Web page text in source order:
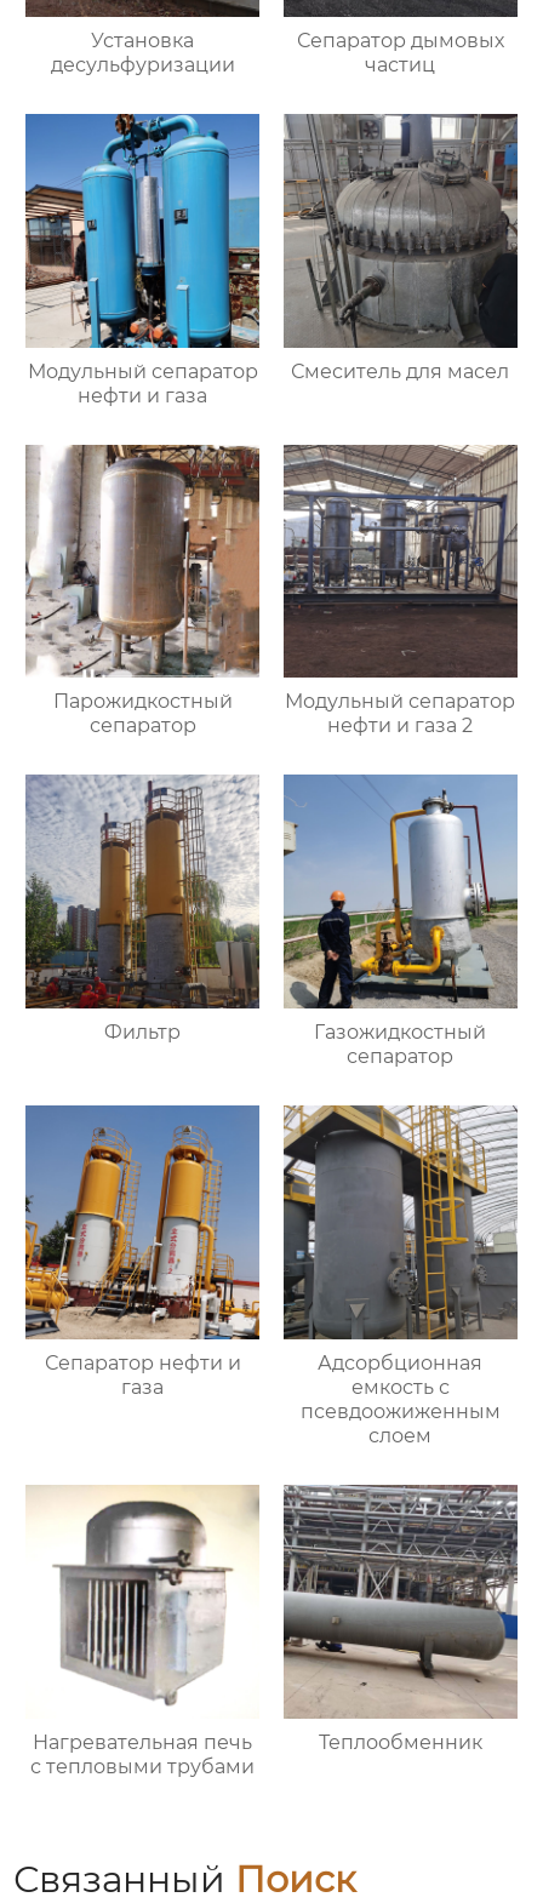
Установка
десульфуризации
Сепаратор дымовых
частиц
Модульный сепаратор
нефти и газа
Смеситель для масел
Парожидкостный
сепаратор
Модульный сепаратор
нефти и газа 2
Фильтр
Газожидкостный
сепаратор
Сепаратор нефти и
газа
Адсорбционная
емкость с
псевдоожиженным
слоем
Нагревательная печь
с тепловыми трубами
Теплообменник
Связанный Поиск